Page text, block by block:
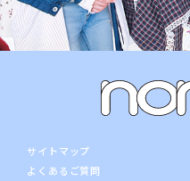
サイトマップ
よくあるご質問